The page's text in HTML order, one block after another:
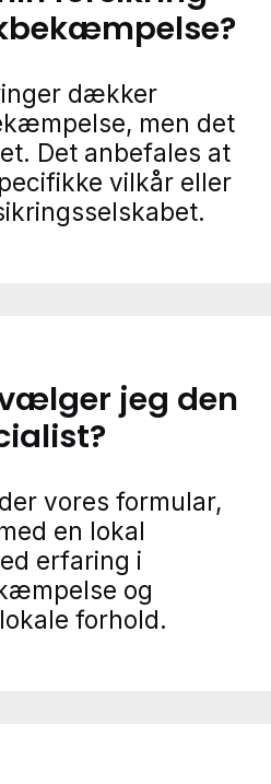
dækker
men det
Det anbefales at
vilkår eller
jeg den
vores formular,
en lokal
erfaring i
og
forhold.